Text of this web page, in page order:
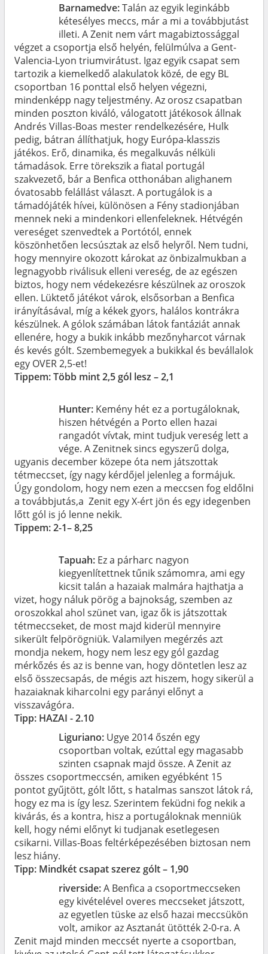
Barnamedve:Talán az egyik leginkább
kétesélyes meccs, már a mi a továbbjutást
illeti. A Zenit nem várt magabiztossággal
végzet a csoportja első helyén, felülmúlva a Gent-
Valencia-Lyon triumvirátust. Igaz egyik csapat sem
tartozik a kiemelkedő alakulatok közé, de egy BL
csoportban 16 ponttal első helyen végezni,
mindenképp nagy teljestmény. Az orosz csapatban
minden poszton kiváló, válogatott játékosok állnak
Andrés Villas-Boas mester rendelkezésére, Hulk
pedig, bátran állíthatjuk, hogy Európa-klasszis
játékos. Erő, dinamika, és megalkuvás nélküli
támadások. Erre törekszik a fiatal portugál
szakvezető, bár a Benfica otthonában alighanem
óvatosabb felállást választ. A portugálok is a
támadójáték hívei, különösen a Fény stadionjában
mennek neki a mindenkori ellenfeleknek. Hétvégén
vereséget szenvedtek a Portótól, ennek
köszönhetően lecsúsztak az első helyről. Nem tudni,
hogy mennyire okozott károkat az önbizalmukban a
legnagyobb riválisuk elleni vereség, de az egészen
biztos, hogy nem védekezésre készülnek az oroszok
ellen. Lüktető játékot várok, elsősorban a Benfica
irányításával, míg a kékek gyors, halálos kontrákra
készülnek. A gólok számában látok fantáziát annak
ellenére, hogy a bukik inkább mezőnyharcot várnak
és kevés gólt. Szembemegyek a bukikkal és bevállalok
egy OVER 2,5-et!
Tippem: Több mint 2,5 gól lesz – 2,1
Hunter: Kemény hét ez a portugáloknak,
hiszen hétvégén a Porto ellen hazai
rangadót vívtak, mint tudjuk vereség lett a
vége. A Zenitnek sincs egyszerű dolga,
ugyanis december közepe óta nem játszottak
tétmeccset, így nagy kérdőjel jelenleg a formájuk.
Úgy gondolom, hogy nem ezen a meccsen fog eldőlni
a továbbjutás,a Zenit egy X-ért jön és egy idegenben
lőtt gól is jó lenne nekik.
Tippem: 2-1– 8,25
Tapuah: Ez a párharc nagyon
kiegyenlítettnek tűnik számomra, ami egy
kicsit talán a hazaiak malmára hajthatja a
vizet, hogy náluk pörög a bajnokság, szemben az
oroszokkal ahol szünet van, igaz ők is játszottak
tétmeccseket, de most majd kiderül mennyire
sikerült felpörögniük. Valamilyen megérzés azt
mondja nekem, hogy nem lesz egy gól gazdag
mérkőzés és az is benne van, hogy döntetlen lesz az
első összecsapás, de mégis azt hiszem, hogy sikerül a
hazaiaknak kiharcolni egy parányi előnyt a
visszavágóra.
Tipp: HAZAI - 2.10
Liguriano: Ugye 2014 őszén egy
csoportban voltak, ezúttal egy magasabb
szinten csapnak majd össze. A Zenit az
összes csoportmeccsén, amiken egyébként 15
pontot gyűjtött, gólt lőtt, s hatalmas sanszot látok rá,
hogy ez ma is így lesz. Szerintem feküdni fog nekik a
kivárás, és a kontra, hisz a portugáloknak menniük
kell, hogy némi előnyt ki tudjanak esetlegesen
csikarni. Villas-Boas feltérképezésében biztosan nem
lesz hiány.
Tipp: Mindkét csapat szerez gólt – 1,90
riverside:A Benfica a csoportmeccseken
egy kivételével overes meccseket játszott,
az egyetlen tüske az első hazai meccsükön
volt, amikor az Asztanát ütötték 2-0-ra. A
Zenit majd minden meccsét nyerte a csoportban,